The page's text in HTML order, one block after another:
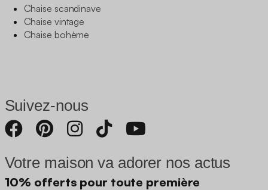
Chaise scandinave
Chaise vintage
Chaise bohème
Suivez-nous
Votre maison va adorer nos actus
10% offerts pour toute première